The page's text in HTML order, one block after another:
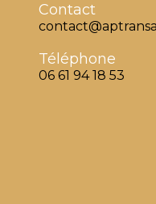
Contact
Téléphone
06 61 94 18 53